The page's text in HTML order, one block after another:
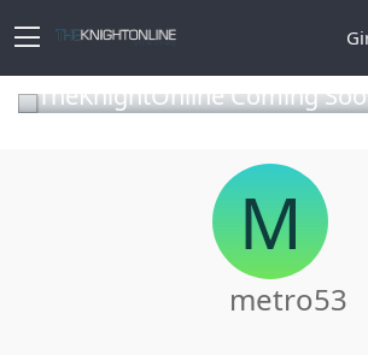
TheKnightOnline Coming
M
metro53